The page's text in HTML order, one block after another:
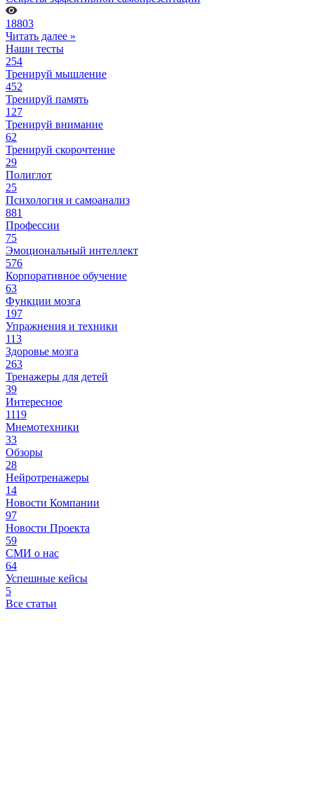
18803
Читать далее »
Наши тесты
254
Тренируй мышление
452
Тренируй память
127
Тренируй внимание
62
Тренируй скорочтение
29
Полиглот
25
Психология и самоанализ
881
Профессии
75
Эмоциональный интеллект
576
Корпоративное обучение
63
Функции мозга
197
Упражнения и техники
113
Здоровье мозга
263
Тренажеры для детей
39
Интересное
1119
Мнемотехники
33
Обзоры
28
Нейротренажеры
14
Новости Компании
97
Новости Проекта
59
СМИ о нас
64
Успешные кейсы
5
Все статьи